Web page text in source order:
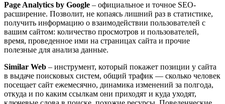
Page Analytics by Google – официальное и точное SEO-
расширение. Позволит, не копаясь лишний раз в статистике,
получить информацию о взаимодействии пользователей с
вашим сайтом: количество просмотров и пользователей,
время, проведенное ими на страницах сайта и прочие
полезные для анализа данные.
Similar Web – инструмент, который покажет позиции у сайта
в выдаче поисковых систем, общий трафик — сколько человек
посещает сайт ежемесячно, динамика изменений за полгода,
откуда и по каким ссылкам они приходят и куда уходят,